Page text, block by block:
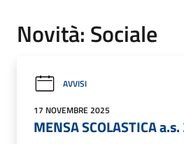
Novità: Sociale
AVVISI
17 NOVEMBRE 2025
MENSA SCOLASTICA